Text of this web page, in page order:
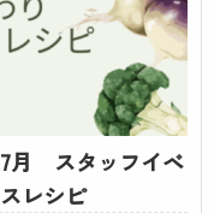
月 スタッフイベ
レシピ